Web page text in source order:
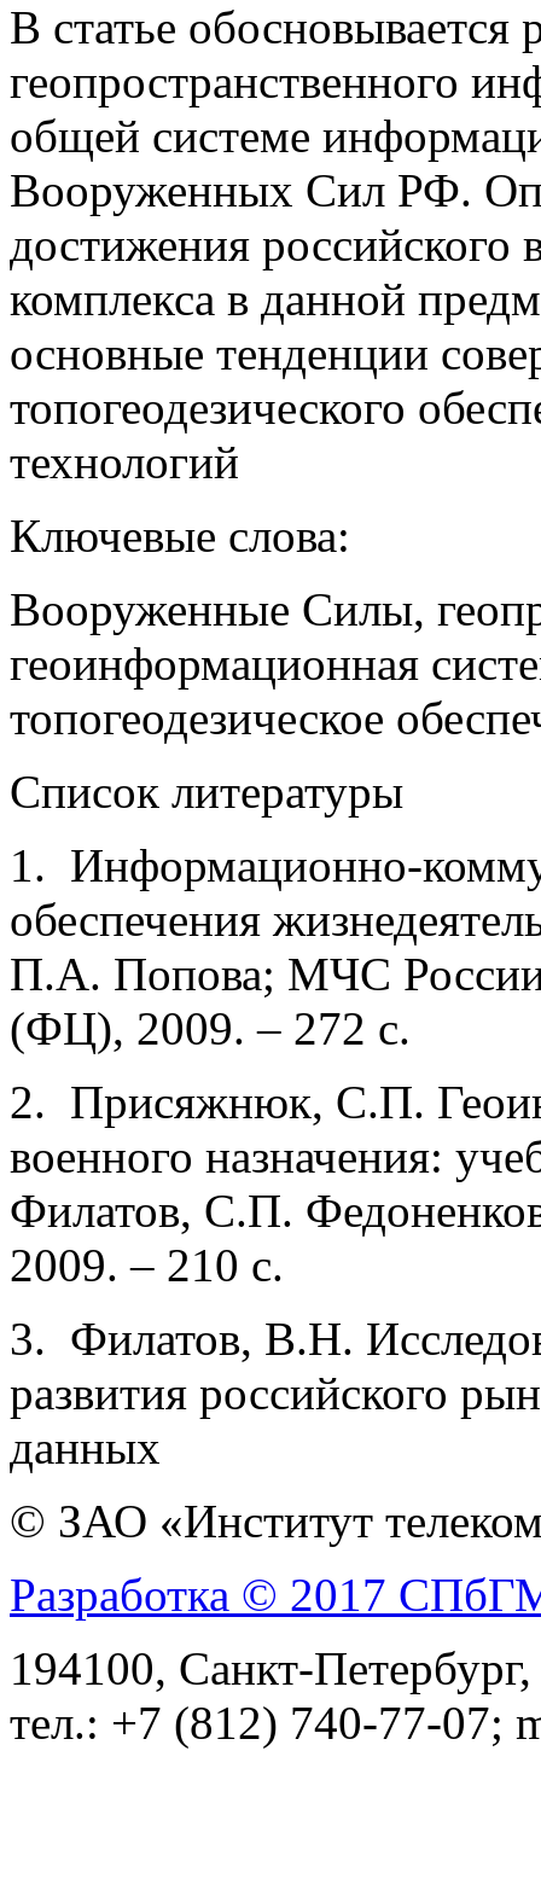
В статье обосновывается
геопространственного
общей системе
Вооруженных Сил РФ.
достижения
комплекса в данной
основные тенденции
топогеодезического
технологий
Ключевые слова:
Вооруженные Силы,
геоинформационная
топогеодезическое
Список литературы
1. Информационно-
обеспечения
П.А. Попова; МЧС
(ФЦ), 2009. – 272 с.
2. Присяжнюк, С.П.
военного назначения:
Филатов, С.П.
2009. – 210 с.
3. Филатов, В.Н.
развития российского
данных
© ЗАО «Институт
Разработка © 2017
194100, Санкт-
тел.: +7 (812) 740-77-07;